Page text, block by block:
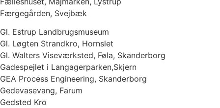
Færgegården, Svejbæk
Gl. Estrup Landbrugsmuseum
Gl. Løgten Strandkro, Hornslet
Gl. Walters Viseværksted, Føla, Skanderborg
Gadespejlet i Langagerparken,Skjern
GEA Process Engineering, Skanderborg
Gedevasevang, Farum
Gedsted Kro